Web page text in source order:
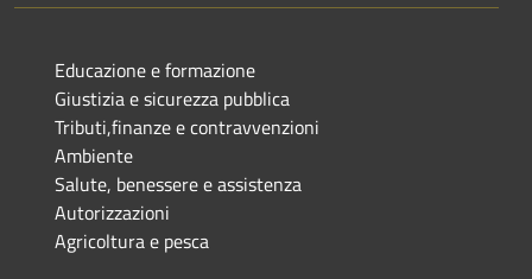
Educazione e formazione
Giustizia e sicurezza pubblica
Tributi,finanze e contravvenzioni
Ambiente
Salute, benessere e assistenza
Autorizzazioni
Agricoltura e pesca